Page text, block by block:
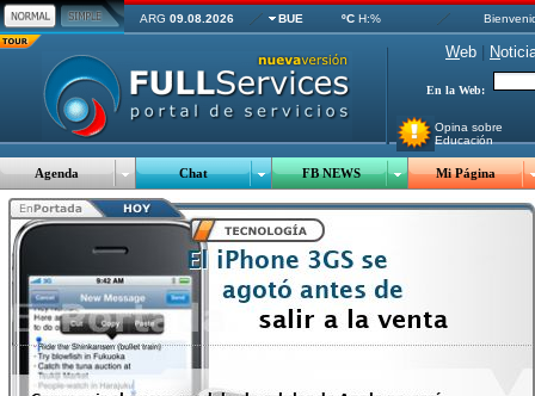
ARG 09.08.2026 BUE ºC H:%
Web N
En la Web:
Opina sobre
Educación
Agenda Chat FB NEWS Mi Página